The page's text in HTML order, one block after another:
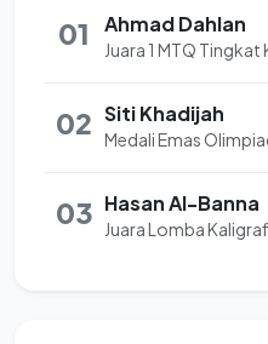
01 Ahmad Dahlan
Juara 1 MTQ
02 Siti Khadijah
Medali Emas
03 Hasan Al-Banna
Juara Lomba